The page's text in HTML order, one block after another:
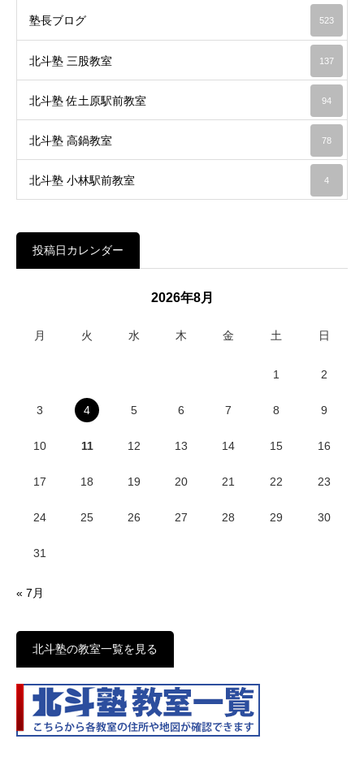
塾長ブログ 523
北斗塾 三股教室 137
北斗塾 佐土原駅前教室 94
北斗塾 高鍋教室 78
北斗塾 小林駅前教室 4
投稿日カレンダー
2026年8月
月 火 水 木 金 土 日
1 2
3 4 5 6 7 8 9
10 11 12 13 14 15 16
17 18 19 20 21 22 23
24 25 26 27 28 29 30
31
« 7月
北斗塾の教室一覧を見る